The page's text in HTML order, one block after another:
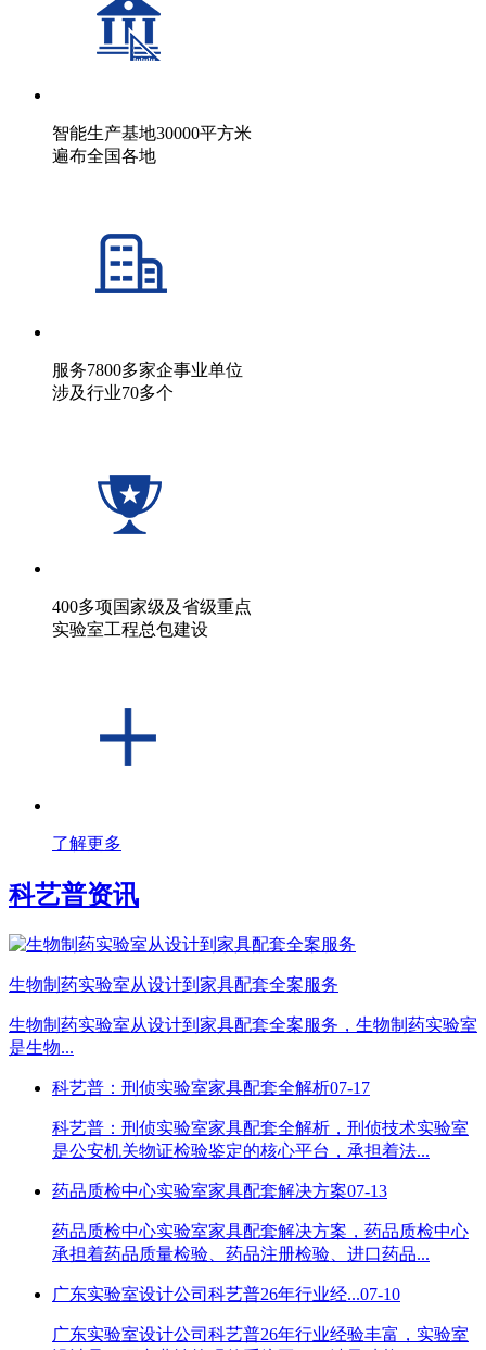
智能生产基地30000平方米
遍布全国各地
服务7800多家企事业单位
涉及行业70多个
400多项国家级及省级重点
实验室工程总包建设
了解更多
科艺普资讯
生物制药实验室从设计到家具配套全案服务
生物制药实验室从设计到家具配套全案服务，生物制药实验室
是生物...
科艺普：刑侦实验室家具配套全解析07-17
科艺普：刑侦实验室家具配套全解析，刑侦技术实验室
是公安机关物证检验鉴定的核心平台，承担着法...
药品质检中心实验室家具配套解决方案07-13
药品质检中心实验室家具配套解决方案，药品质检中心
承担着药品质量检验、药品注册检验、进口药品...
广东实验室设计公司科艺普26年行业经...07-10
广东实验室设计公司科艺普26年行业经验丰富，实验室